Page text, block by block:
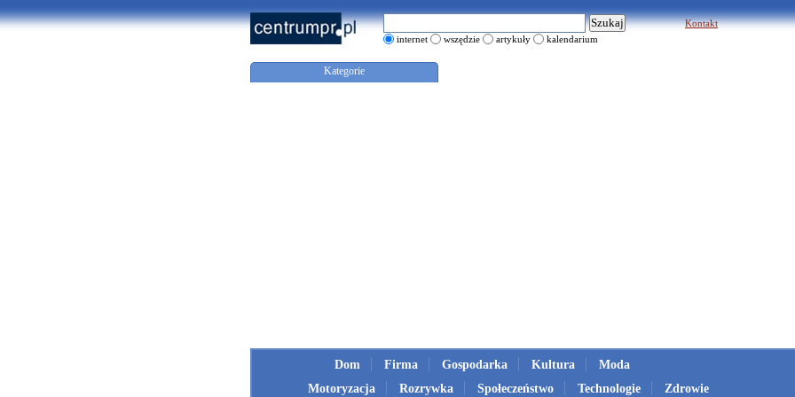
internet wszędzie artykuły kalendarium
Kontakt
Kategorie
Dom Firma Gospodarka Kultura
Moda
Motoryzacja
Rozrywka Społeczeństwo Technologie Zdrowie